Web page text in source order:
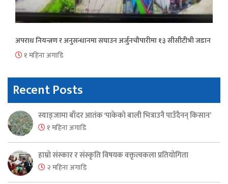
अपराध नियन्त्रण र अनुसन्धानमा सघाउन अर्जुनचौपारीमा १३ सीसीटीभी जडान
१ महिना अगाडि
Recent Posts
स्याङ्जामा बाँदर आतंक ‘पाकेको बाली भित्राउनै पाउँदैनन् किसान’
१ महिना अगाडि
हाम्रो संस्कार र संस्कृति विषयक वक्तृत्वकला प्रतियोगिता
२ महिना अगाडि